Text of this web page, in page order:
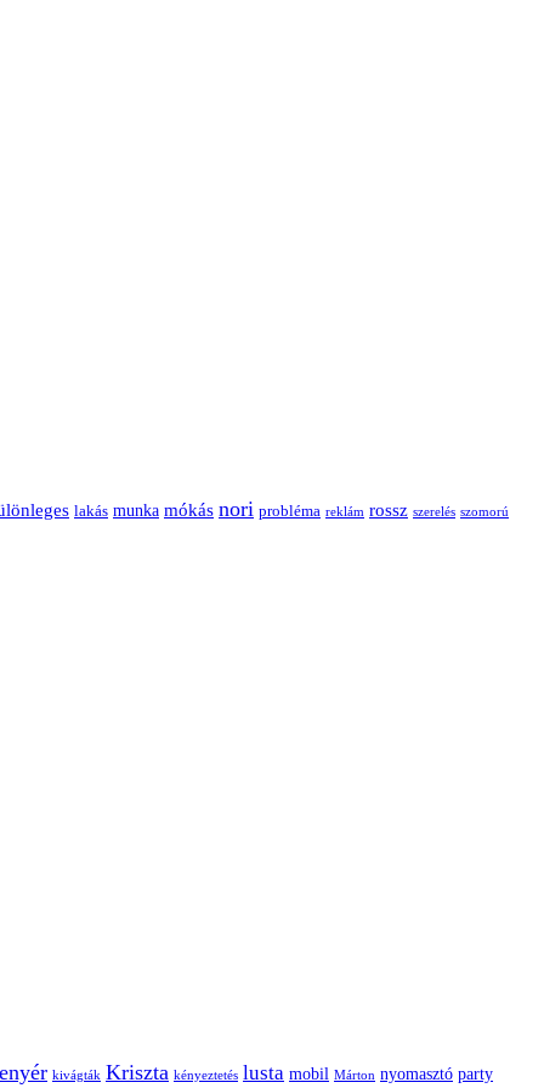
lakás munka mókás nori probléma reklám rossz szerelés szomorú
kivágták Kriszta kényeztetés lusta mobil Márton nyomasztó party